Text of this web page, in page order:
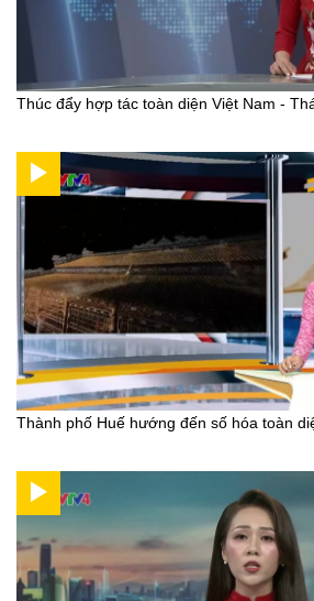
Thúc đẩy hợp tác toàn diện Việt Nam -
Thành phố Huế hướng đến số hóa toàn